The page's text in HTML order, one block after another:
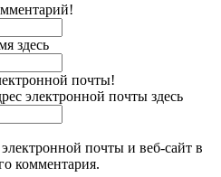
здесь
почты!
электронной почты здесь
почты и веб-сайт в
комментария.